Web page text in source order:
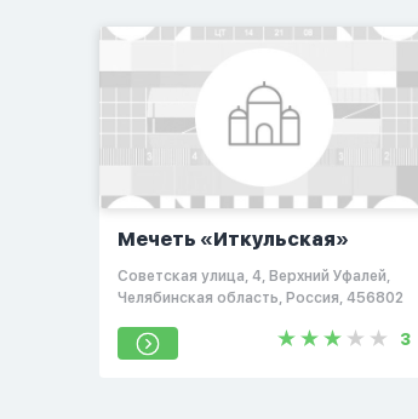
Мечеть «Иткульская»
Советская улица, 4, Верхний Уфалей,
Челябинская область, Россия, 456802
3